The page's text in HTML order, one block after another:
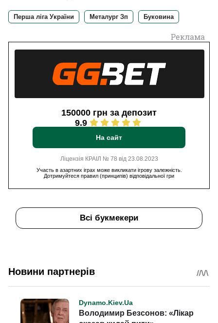
Перша ліга України Металург Зп Буковина
Реклама
150000 грн за депозит
9.9
На сайт
Ліцензія КРАІЛ № 78 від 23.08.2023
Участь в азартних іграх може викликати ігрову залежність.
Дотримуйтеся правил (принципів) відповідальної гри
Всі букмекери